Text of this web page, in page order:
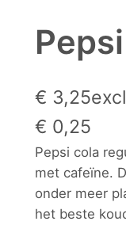
Pepsi
€ 3,25
€ 0,25
Pepsi cola
met cafeïne.
onder meer
het beste